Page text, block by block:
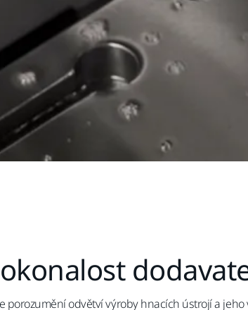
porozumění odvětví výroby hnacích ústrojí a